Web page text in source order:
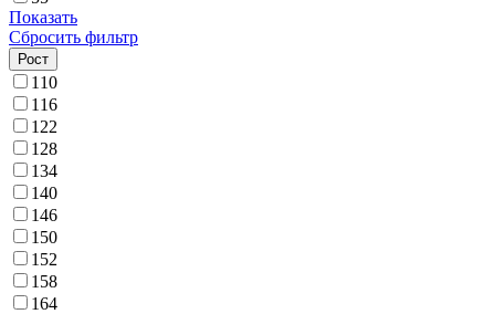
Показать
Сбросить фильтр
Рост
110
116
122
128
134
140
146
150
152
158
164